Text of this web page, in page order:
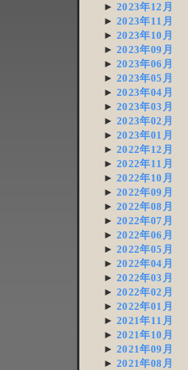
► 2023年12月
► 2023年11月
► 2023年10月
► 2023年09月
► 2023年06月
► 2023年05月
► 2023年04月
► 2023年03月
► 2023年02月
► 2023年01月
► 2022年12月
► 2022年11月
► 2022年10月
► 2022年09月
► 2022年08月
► 2022年07月
► 2022年06月
► 2022年05月
► 2022年04月
► 2022年03月
► 2022年02月
► 2022年01月
► 2021年11月
► 2021年10月
► 2021年09月
► 2021年08月